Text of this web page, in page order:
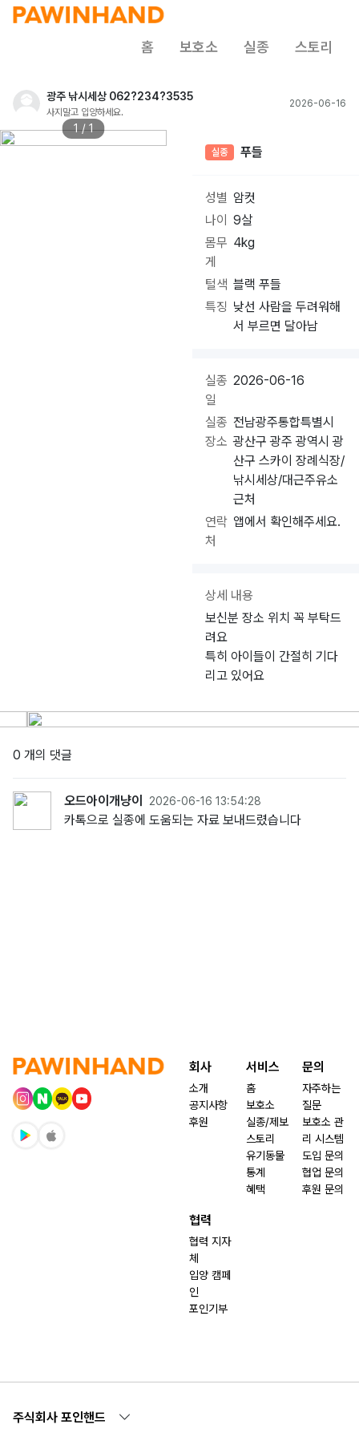
홈 보호소 실종 스토리
광주 낚시세상 062?234?3535
사지말고 입양하세요.
2026-06-16
1 / 1
실종 푸들
성별 암컷
나이
9살
몸무
게
4kg
털색 블랙 푸들
특징 낮선 사람을 두려워해
서 부르면 달아남
실종
일
2026-06-16
실종
장소
전남광주통합특별시
광산구 광주 광역시 광
산구 스카이 장례식장/
낚시세상/대근주유소
근처
연락
처
앱에서 확인해주세요.
상세 내용
보신분 장소 위치 꼭 부탁드
려요
특히 아이들이 간절히 기다
리고 있어요
0 개의 댓글
오드아이개냥이 2026-06-16 13:54:28
카톡으로 실종에 도움되는 자료 보내드렸습니다
회사
소개
공지사항
후원
서비스
홈
보호소
실종/제보
스토리
유기동물
통계
혜택
문의
자주하는
질문
보호소 관
리 시스템
도입 문의
협업 문의
후원 문의
협력
협력 지자
체
입양 캠페
인
포인기부
주식회사 포인핸드